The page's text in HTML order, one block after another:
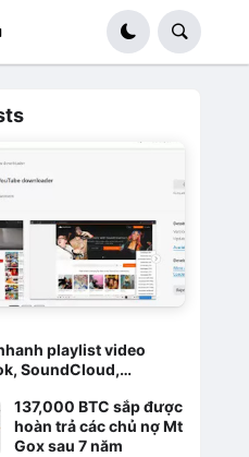
playlist video
SoundCloud,…
137,000 BTC sắp được
hoàn trả các chủ nợ Mt
Gox sau 7 năm